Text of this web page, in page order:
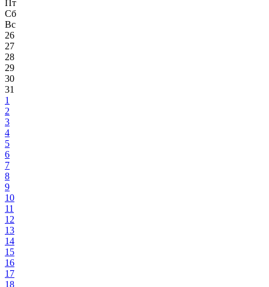
Пт
Сб
Вс
26
27
28
29
30
31
1
2
3
4
5
6
7
8
9
10
11
12
13
14
15
16
17
18